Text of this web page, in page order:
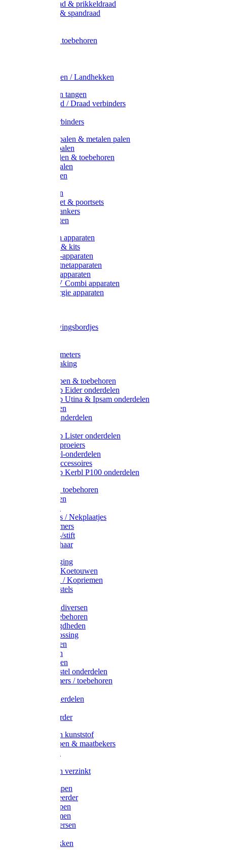
Metaal draad & prikkeldraad
Binddraad & spandraad
Afrasternet toebehoren
Weidehekken / Landhekken
Spanners en tangen
Lint / Koord / Draad verbinders
Litzclip verbinders
Recycling palen & metalen palen
Kunststof palen
T-Post t-palen & toebehoren
Glasfiber palen
Houten palen
Poortgrepen
Doorgangset & poortsets
Poortgreepankers
Weidepoorten
Onderdelen apparaten
Starter sets & kits
9V Batterij-apparaten
230V Lichtnetapparaten
12V Accu-apparaten
230V / 12V Combi apparaten
Zonne-energie apparaten
Waarschuwingsbordjes
Wegers en meters
Video bewaking
Weidepompen & toebehoren
Weidepomp Eider onderdelen
Weidepomp Utina & Ipsam onderdelen
Drinkbakken
Drinkbak onderdelen
Weidepomp Lister onderdelen
Nippels / Sproeiers
Drinknippel-onderdelen
Drinkbak accessoires
Weidepomp Kerbl P100 onderdelen
Oormerken toebehoren
Enkelbanden
Halsplaatjes / Nekplaatjes
Kokernummers
Merkspray-/stift
Veemerkschaar
Uierverzorging
Halsters & Koetouwen
Halsriemen / Kopriemen
Koerugborstels
Koe / Stier diversen
Melkers toebehoren
Stalbenodigdheden
Kalververlossing
Stierenringen
Onthoornen
Kalverflessen
Koerugborstel onderdelen
Kalveremmers / toebehoren
Koelift onderdelen
Uieronthaarder
Voerbakken kunststof
Voerscheppen & maatbekers
Voerbakken verzinkt
Warmtelampen
Staartcoupeerder
Biggenkappen
Neuskrammen
Varken diversen
Varkensbakken